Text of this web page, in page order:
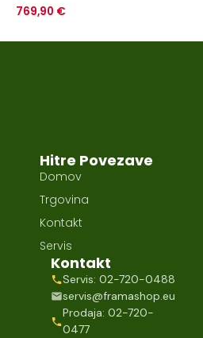
769,90 €
Hitre Povezave
Domov
Trgovina
Kontakt
Servis
Kontakt
Servis: 02-720-0488
servis@framashop.eu
Prodaja: 02-720-
0477